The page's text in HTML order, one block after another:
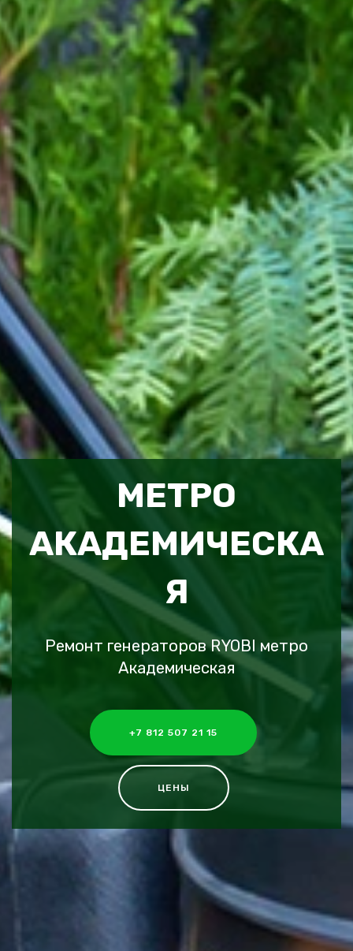
МЕТРО
АКАДЕМИЧЕСКА
Я
Ремонт генераторов RYOBI метро
Академическая
+7 812 507 21 15
ЦЕНЫ